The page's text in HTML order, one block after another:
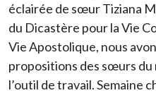
éclairée de sœur Tiziana
du Dicastère pour la Vie
Vie Apostolique, nous
propositions des sœurs
l’outil de travail. Semaine